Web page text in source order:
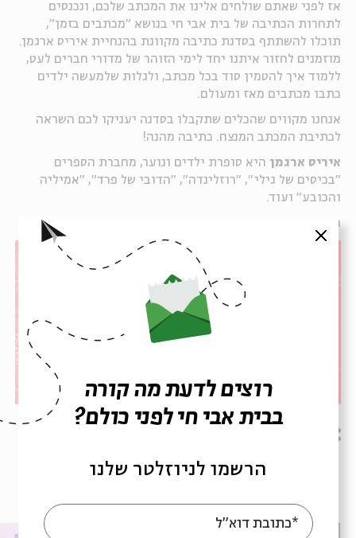
אז לפני שאתם שולחים אלינו את המכתב שלכם, ונכנסים
לתחרות הכתיבה של בית אבי חי בנושא "מכתבים בזמן",
תוכלו להשתתף בסדנת כתיבה מקוונת בהנחיית איריס ארגמן.
מוזמנים לחזור איתנו יחד לימי הזוהר של מדורי חברים לעט,
ללמוד איך להטמין סוד בכל מכתב, ולגלות שלמעשה ילדים
כתבו מכתבים מאז ומעולם.
אנחנו מקווים שהכלים שתקבלו בסדנה יעניקו לכם השראה
לכתיבת המכתב המנצח. כתיבה מהנה!
איריס ארגמן היא סופרת ילדים ונוער, מחברת הספרים
"בכיסים של גילי", "רוזלינדה", "הדובי של פרד", "אמיליה
והכובע" ועוד.
הסדנה והתחרות מיועדות לילדים ולילדות בכיתות ג׳–ו׳.
סגור
רוצים לדעת מה קורה
בבית אבי חי לפני כולם?
הרשמו לניוזלטר שלנו
*כתובת דוא"ל